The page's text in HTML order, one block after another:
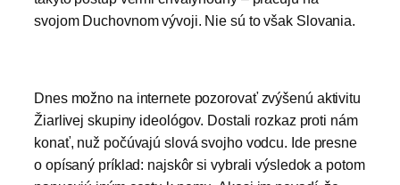
svojom Duchovnom vývoji. Nie sú to však Slovania.
Dnes možno na internete pozorovať zvýšenú aktivitu
Žiarlivej skupiny ideológov. Dostali rozkaz proti nám
konať, nuž počúvajú slová svojho vodcu. Ide presne
o opísaný príklad: najskôr si vybrali výsledok a potom